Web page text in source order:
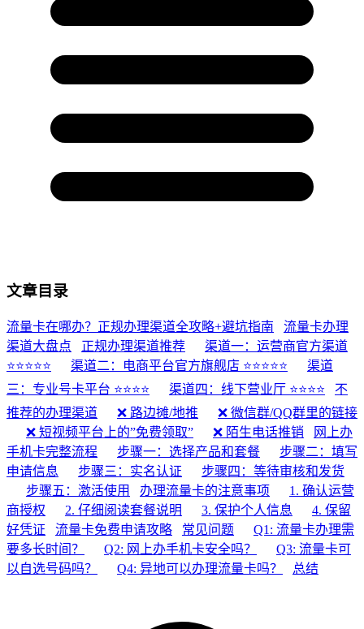
文章目录
流量卡在哪办？正规办理渠道全攻略+避坑指南
流量卡办理
渠道大盘点
正规办理渠道推荐
渠道一：运营商官方渠道
⭐⭐⭐⭐⭐
渠道二：电商平台官方旗舰店 ⭐⭐⭐⭐⭐
渠道
三：专业号卡平台 ⭐⭐⭐⭐
渠道四：线下营业厅 ⭐⭐⭐⭐
不
推荐的办理渠道
❌ 路边摊/地推
❌ 微信群/QQ群里的链接
❌ 短视频平台上的”免费领取”
❌ 陌生电话推销
网上办
手机卡完整流程
步骤一：选择产品和套餐
步骤二：填写
申请信息
步骤三：实名认证
步骤四：等待审核和发货
步骤五：激活使用
办理流量卡的注意事项
1. 确认运营
商授权
2. 仔细阅读套餐说明 3. 保护个人信息
4. 保留
好凭证
流量卡免费申请攻略 常见问题
Q1: 流量卡办理需
要多长时间？
Q2: 网上办手机卡安全吗？
Q3: 流量卡可
以自选号码吗？
Q4: 异地可以办理流量卡吗？ 总结